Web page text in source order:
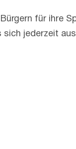
für ihre
jederzeit